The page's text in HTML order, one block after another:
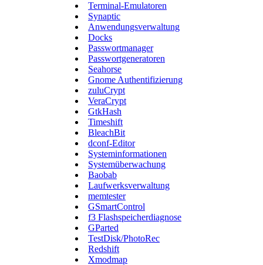
Terminal-Emulatoren
Synaptic
Anwendungsverwaltung
Docks
Passwortmanager
Passwortgeneratoren
Seahorse
Gnome Authentifizierung
zuluCrypt
VeraCrypt
GtkHash
Timeshift
BleachBit
dconf-Editor
Systeminformationen
Systemüberwachung
Baobab
Laufwerksverwaltung
memtester
GSmartControl
f3 Flashspeicherdiagnose
GParted
TestDisk/PhotoRec
Redshift
Xmodmap